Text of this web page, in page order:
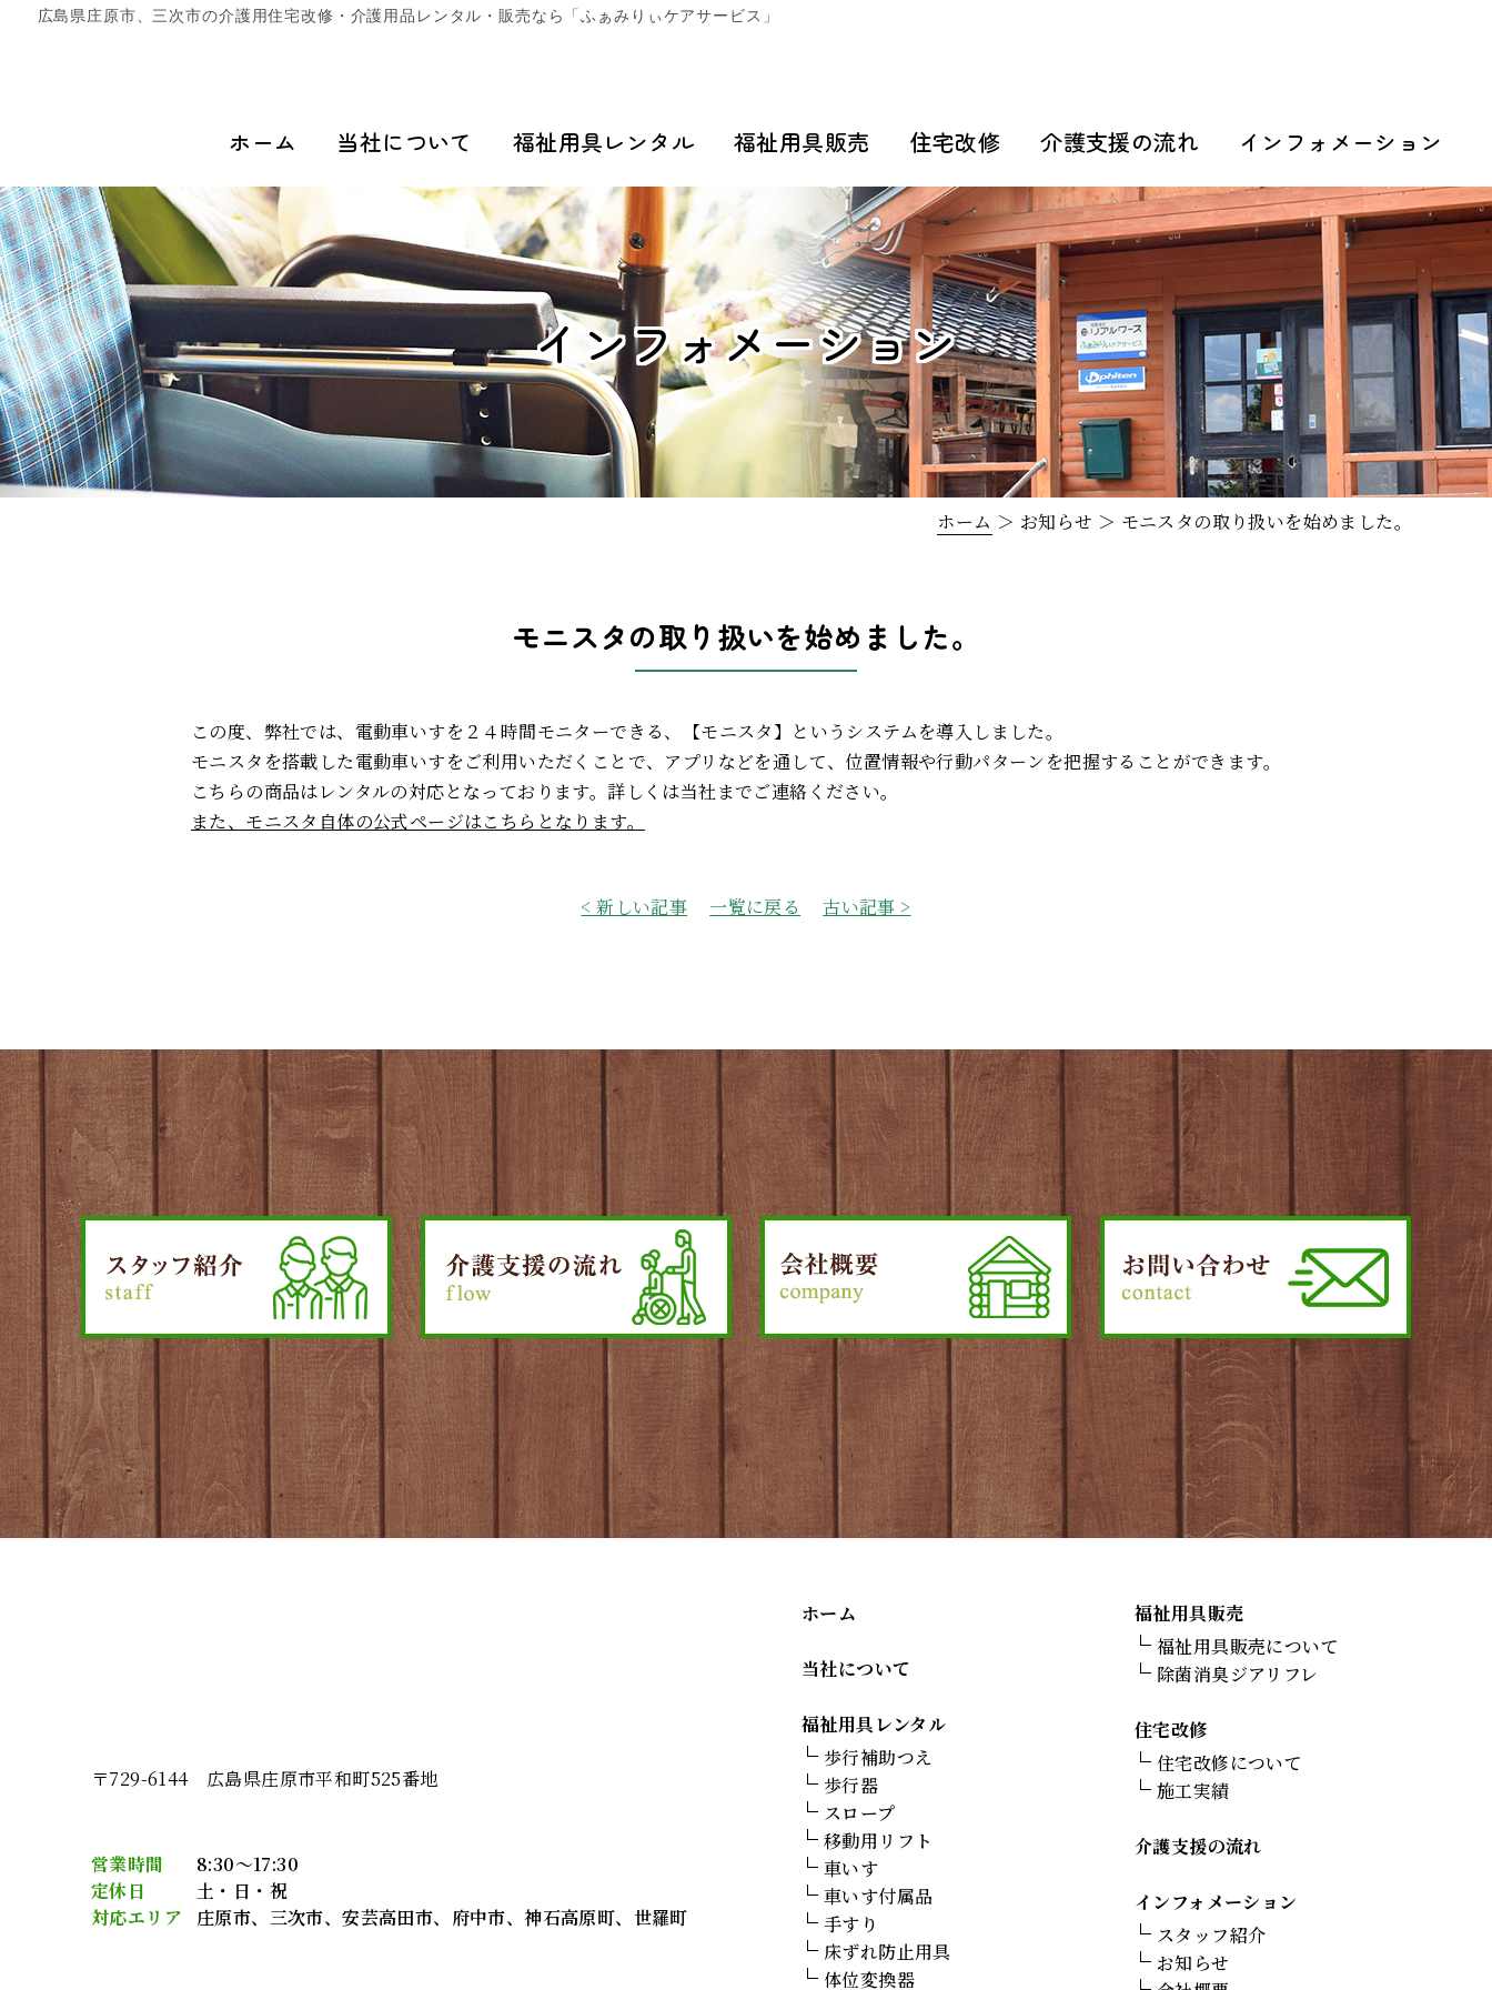
広島県庄原市、三次市の介護用住宅改修・介護用品レンタル・販売なら「ふぁみりぃケアサービス」
ホーム 当社について 福祉用具レンタル 福祉用具販売 住宅改修 介護支援の流れ インフォメーション
インフォメーション
ホーム ＞ お知らせ ＞ モニスタの取り扱いを始めました。
モニスタの取り扱いを始めました。
この度、弊社では、電動車いすを２４時間モニターできる、【モニスタ】というシステムを導入しました。
モニスタを搭載した電動車いすをご利用いただくことで、アプリなどを通して、位置情報や行動パターンを把握することができます。
こちらの商品はレンタルの対応となっております。詳しくは当社までご連絡ください。
また、モニスタ自体の公式ページはこちらとなります。
< 新しい記事 一覧に戻る 古い記事 >
〒729-6144 広島県庄原市平和町525番地
営業時間
8:30～17:30
定休日
土・日・祝
対応エリア
庄原市、三次市、安芸高田市、府中市、神石高原町、世羅町
ホーム
当社について
福祉用具レンタル
歩行補助つえ
歩行器
スロープ
移動用リフト
車いす
車いす付属品
手すり
床ずれ防止用具
体位変換器
福祉用具販売
福祉用具販売について
除菌消臭ジアリフレ
住宅改修
住宅改修について
施工実績
介護支援の流れ
インフォメーション
スタッフ紹介
お知らせ